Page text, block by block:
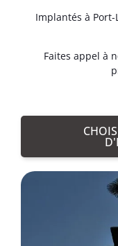
Implantés à
Faites appel à